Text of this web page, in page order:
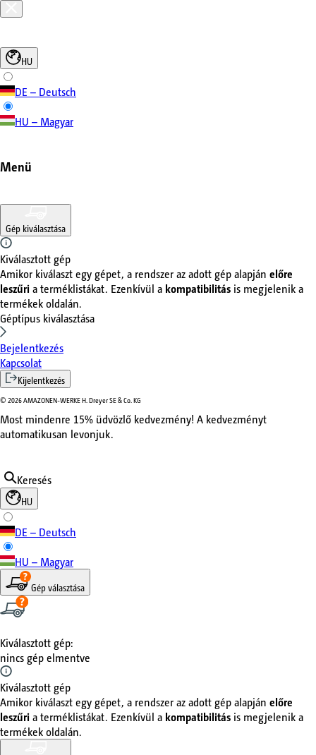
HU
DE – Deutsch
HU – Magyar
Menü
Gép kiválasztása
Kiválasztott gép
Amikor kiválaszt egy gépet, a rendszer az adott gép alapján előre
leszűria terméklistákat. Ezenkívül a kompatibilitás is megjelenik a
termékek oldalán.
Géptípus kiválasztása
Bejelentkezés
Kapcsolat
Kijelentkezés
© 2026AMAZONEN-WERKE H. Dreyer SE & Co. KG
Most mindenre 15% üdvözlő kedvezmény! A kedvezményt
automatikusan levonjuk.
Keresés
HU
DE – Deutsch
HU – Magyar
Gép választása
Kiválasztott gép:
nincs gép elmentve
Kiválasztott gép
Amikor kiválaszt egy gépet, a rendszer az adott gép alapján előre
leszűria terméklistákat. Ezenkívül a kompatibilitás is megjelenik a
termékek oldalán.